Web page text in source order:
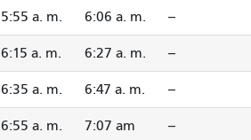
5:55 a. m. 6:06 a. m. --
6:15 a. m. 6:27 a. m. --
6:35 a. m. 6:47 a. m. --
6:55 a. m. 7:07 am --